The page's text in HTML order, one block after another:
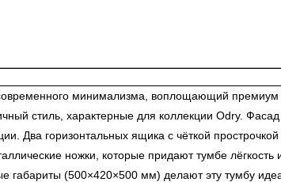
минимализма, воплощающий премиум
стиль, характерные для коллекции Odry.
Два горизонтальных ящика с чёткой
ножки, которые придают тумбе
(500×420×500 мм) делают эту тумбу